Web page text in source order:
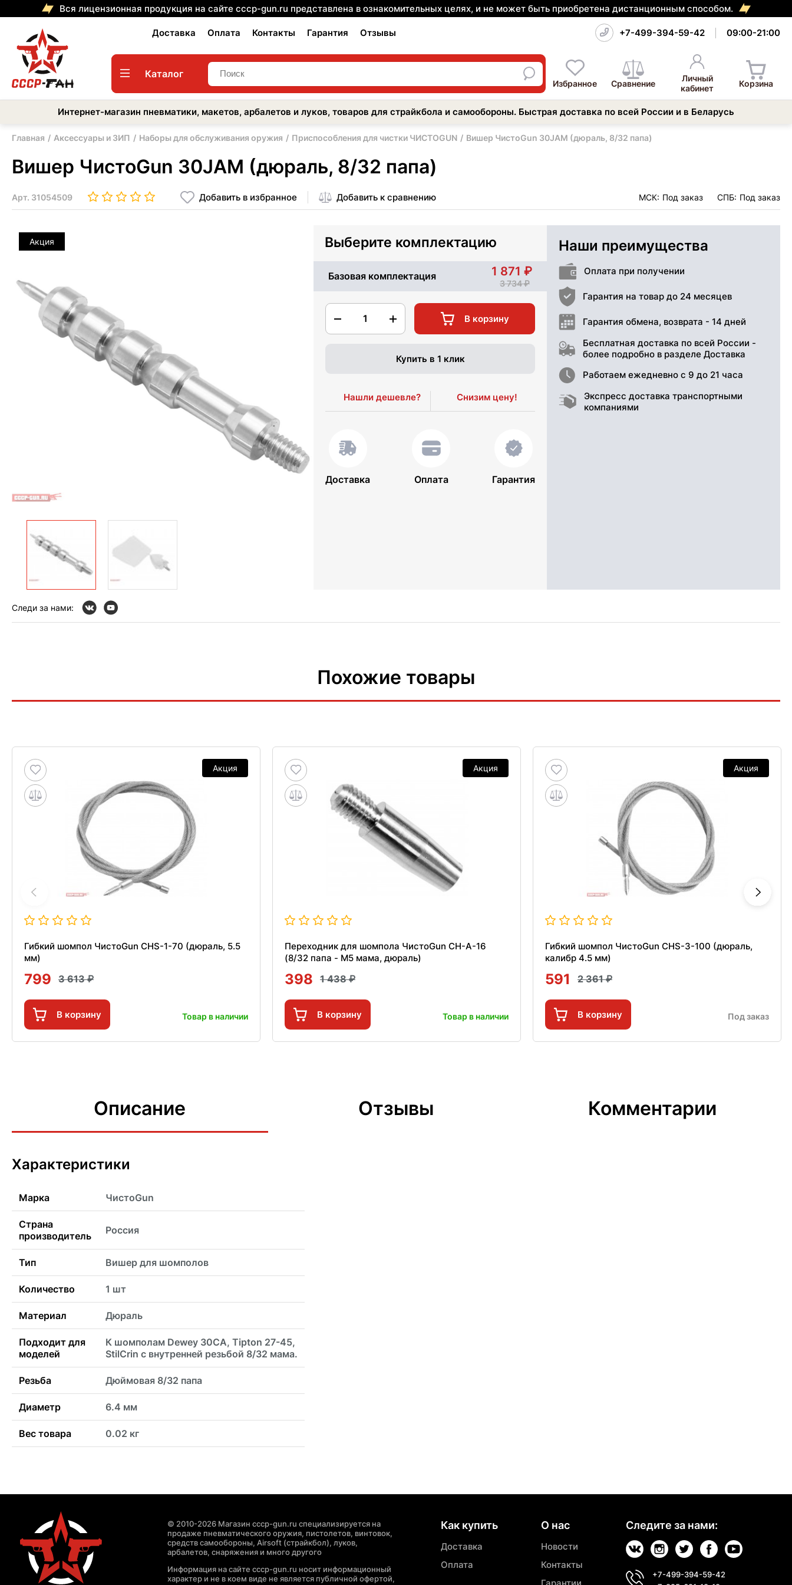
Вся лицензионная продукция на сайте cccp-gun.ru представлена в ознакомительных целях, и не может быть приобретена дистанционным способом.
Доставка Оплата Контакты Гарантия Отзывы +7-499-394-59-42 09:00-21:00
Каталог
Избранное Сравнение
Личный
кабинет
Корзина
Интернет-магазин пневматики, макетов, арбалетов и луков, товаров для страйкбола и самообороны. Быстрая доставка по всей России и в Беларусь
Главная Аксессуары и ЗИП Наборы для обслуживания оружия Приспособления для чистки ЧИСТОGUN Вишер ЧистоGun 30JAM (дюраль, 8/32 папа)
Вишер ЧистоGun 30JAM (дюраль, 8/32 папа)
Арт. 31054509 Добавить в избранное Добавить к сравнению МСК: Под заказ СПБ: Под заказ
Акция Выберите комплектацию
Базовая комплектация 1 871
3 734
1 В корзину
Купить в 1 клик
Нашли дешевле? Снизим цену!
Доставка Оплата Гарантия
Наши преимущества
Оплата при получении
Гарантия на товар до 24 месяцев
Гарантия обмена, возврата - 14 дней
Бесплатная доставка по всей России -
более подробно в разделе Доставка
Работаем ежедневно с 9 до 21 часа
Экспресс доставка транспортными
компаниями
Следи за нами:
Похожие товары
Акция
Гибкий шомпол ЧистоGun CHS-1-70 (дюраль, 5.5
мм)
799 3 613
В корзину Товар в наличии
Акция
Переходник для шомпола ЧистоGun CH-A-16
(8/32 папа - M5 мама, дюраль)
398 1 438
В корзину Товар в наличии
Акция
Гибкий шомпол ЧистоGun CHS-3-100 (дюраль,
калибр 4.5 мм)
591 2 361
В корзину Под заказ
Описание Отзывы Комментарии
Характеристики
Марка ЧистоGun
Страна
производитель
Россия
Тип Вишер для шомполов
Количество 1 шт
Материал Дюраль
Подходит для
моделей
К шомполам Dewey 30CА, Tipton 27-45,
StilCrin с внутренней резьбой 8/32 мама.
Резьба Дюймовая 8/32 папа
Диаметр 6.4 мм
Вес товара 0.02 кг
© 2010-2026 Магазин cccp-gun.ru специализируется на
продаже пневматического оружия, пистолетов, винтовок,
средств самообороны, Airsoft (страйкбол), луков,
арбалетов, снаряжения и много другого
Информация на сайте cccp-gun.ru носит информационный
характер и не в коем виде не является публичной офертой,
Как купить
Доставка
Оплата
О нас
Новости
Контакты
Следите за нами:
+7-499-394-59-42